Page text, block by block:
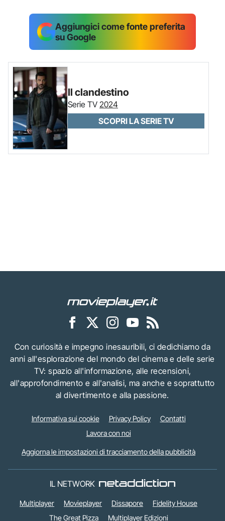
Aggiungici come fonte preferita
su Google
Il clandestino
Serie TV 2024
SCOPRI LA SERIE TV
Con curiosità e impegno inesauribili, ci dedichiamo da
anni all'esplorazione del mondo del cinema e delle serie
TV: spazio all'informazione, alle recensioni,
all'approfondimento e all'analisi, ma anche e soprattutto
al divertimento e alla passione.
Informativa sui cookie Privacy Policy
Contatti
Lavora con noi
Aggiorna le impostazioni di tracciamento della pubblicità
IL NETWORK
Multiplayer Movieplayer Dissapore
Fidelity House
The Great Pizza
Multiplayer Edizioni